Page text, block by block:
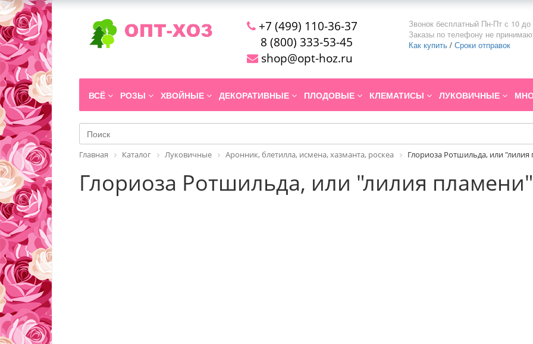
+7 (499) 110-36-37
8 (800) 333-53-45
shop@opt-hoz.ru
Звонок бесплатный Пн-Пт с 10 до
Заказы по телефону не
Как купить / Сроки отправок
ВСЁ РОЗЫ ХВОЙНЫЕ ДЕКОРАТИВНЫЕ ПЛОДОВЫЕ КЛЕМАТИСЫ ЛУКОВИЧНЫЕ
Главная Каталог Луковичные Аронник, блетилла, исмена, хазманта, роскеа Глориоза Ротшильда, или
Глориоза Ротшильда, или "лилия пламени"